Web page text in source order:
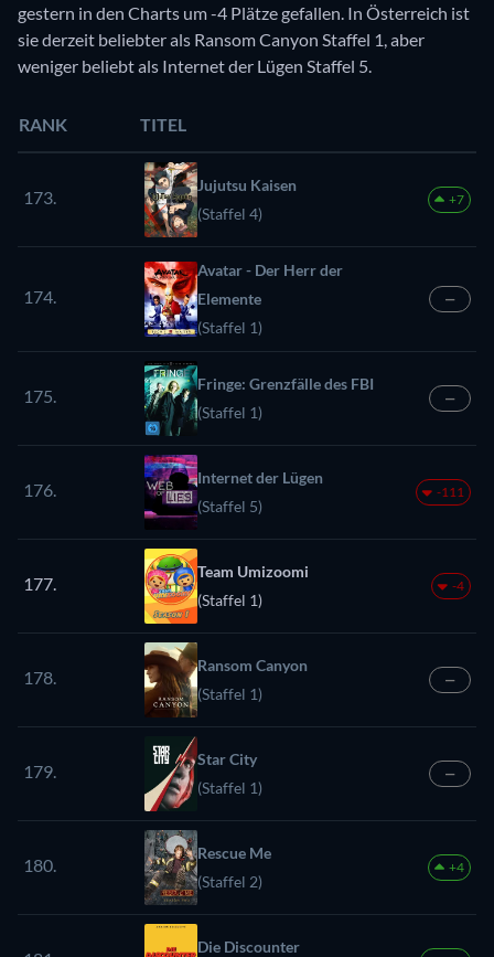
gestern in den Charts um -4 Plätze gefallen. In Österreich ist
sie derzeit beliebter als Ransom Canyon Staffel 1, aber
weniger beliebt als Internet der Lügen Staffel 5.
RANK TITEL
173.
Jujutsu Kaisen
(Staffel 4)
+7
174.
Avatar - Der Herr der
Elemente
(Staffel 1)
—
175.
Fringe: Grenzfälle des FBI
(Staffel 1)
—
176.
Internet der Lügen
(Staffel 5)
-111
177.
Team Umizoomi
(Staffel 1)
-4
178.
Ransom Canyon
(Staffel 1)
—
179.
Star City
(Staffel 1)
—
180.
Rescue Me
(Staffel 2)
+4
Die Discounter